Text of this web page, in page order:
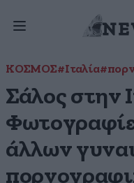
ΚΟΣΜΟΣ#Ιταλία
Σάλος στην
άλλων